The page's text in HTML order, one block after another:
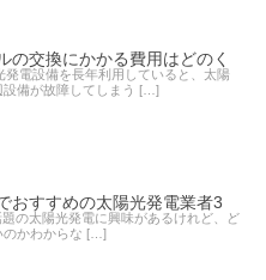
の交換にかかる費用はどのく
発電設備を長年利用していると、太陽
設備が故障してしまう […]
おすすめの太陽光発電業者3
の太陽光発電に興味があるけれど、ど
のかわからな […]